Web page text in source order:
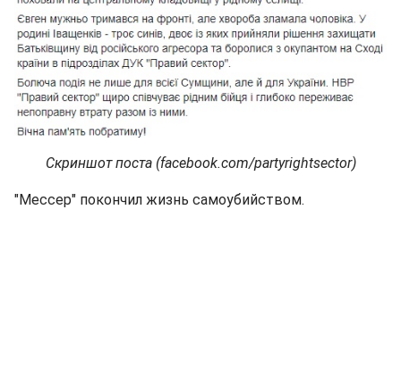
Скриншот поста (facebook.com/partyrightsector)
"Мессер" покончил жизнь самоубийством.